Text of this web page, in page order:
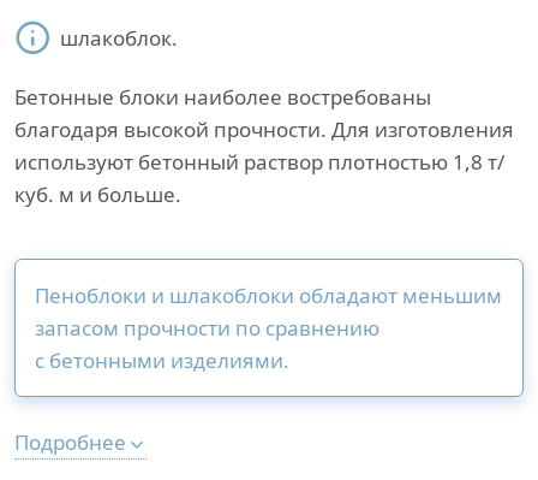
шлакоблок.
Бетонные блоки наиболее востребованы
благодаря высокой прочности. Для изготовления
используют бетонный раствор плотностью 1,8 т/
куб. м и больше.
Пеноблоки и шлакоблоки обладают меньшим
запасом прочности по сравнению
с бетонными изделиями.
Подробнее